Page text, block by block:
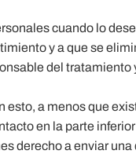
cuando lo
y a que se
del
a menos que
en la parte
derecho a enviar